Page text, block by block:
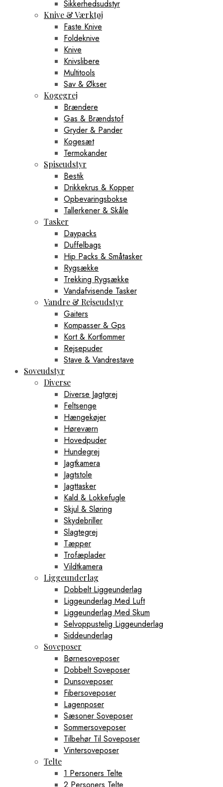
Sikkerhedsudstyr
Knive & Værktøj
Faste Knive
Foldeknive
Knive
Knivslibere
Multitools
Sav & Økser
Kogegrej
Brændere
Gas & Brændstof
Gryder & Pander
Kogesæt
Termokander
Spiseudstyr
Bestik
Drikkekrus & Kopper
Opbevaringsbokse
Tallerkener & Skåle
Tasker
Daypacks
Duffelbags
Hip Packs & Småtasker
Rygsække
Trekking Rygsække
Vandafvisende Tasker
Vandre & Rejseudstyr
Gaiters
Kompasser & Gps
Kort & Kortlommer
Rejsepuder
Stave & Vandrestave
Soveudstyr
Diverse
Diverse Jagtgrej
Feltsenge
Hængekøjer
Høreværn
Hovedpuder
Hundegrej
Jagtkamera
Jagtstole
Jagttasker
Kald & Lokkefugle
Skjul & Sløring
Skydebriller
Slagtegrej
Tæpper
Trofæplader
Vildtkamera
Liggeunderlag
Dobbelt Liggeunderlag
Liggeunderlag Med Luft
Liggeunderlag Med Skum
Selvoppustelig Liggeunderlag
Siddeunderlag
Soveposer
Børnesoveposer
Dobbelt Soveposer
Dunsoveposer
Fibersoveposer
Lagenposer
Sæsoner Soveposer
Sommersoveposer
Tilbehør Til Soveposer
Vintersoveposer
Telte
1 Personers Telte
2 Personers Telte